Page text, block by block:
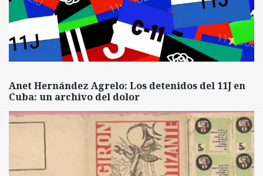
Anet Hernández Agrelo: Los detenidos del 11J en
Cuba: un archivo del dolor